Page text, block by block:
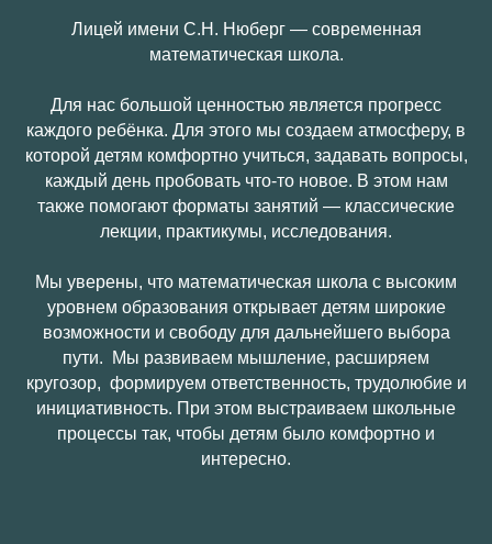
Лицей имени С.Н. Нюберг — современная
математическая школа.
Для нас большой ценностью является прогресс
каждого ребёнка. Для этого мы создаем атмосферу, в
которой детям комфортно учиться, задавать вопросы,
каждый день пробовать что-то новое. В этом нам
также помогают форматы занятий — классические
лекции, практикумы, исследования.
Мы уверены, что математическая школа с высоким
уровнем образования открывает детям широкие
возможности и свободу для дальнейшего выбора
пути. Мы развиваем мышление, расширяем
кругозор, формируем ответственность, трудолюбие и
инициативность. При этом выстраиваем школьные
процессы так, чтобы детям было комфортно и
интересно.